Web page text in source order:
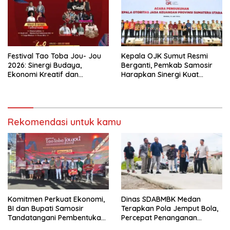
Festival Tao Toba Jou- Jou
2026: Sinergi Budaya,
Ekonomi Kreatif dan
Kepala OJK Sumut Resmi
Berganti, Pemkab Samosir
Harapkan Sinergi Kuat
Rekomendasi untuk kamu
Komitmen Perkuat Ekonomi,
BI dan Bupati Samosir
Tandatangani Pembentukan
Dinas SDABMBK Medan
Terapkan Pola Jemput Bola,
Percepat Penanganan